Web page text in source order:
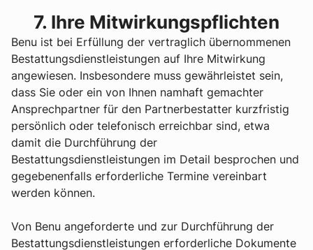
7. Ihre Mitwirkungspflichten
Benu ist bei Erfüllung der vertraglich übernommenen
Bestattungsdienstleistungen auf Ihre Mitwirkung
angewiesen. Insbesondere muss gewährleistet sein,
dass Sie oder ein von Ihnen namhaft gemachter
Ansprechpartner für den Partnerbestatter kurzfristig
persönlich oder telefonisch erreichbar sind, etwa
damit die Durchführung der
Bestattungsdienstleistungen im Detail besprochen und
gegebenenfalls erforderliche Termine vereinbart
werden können.
Von Benu angeforderte und zur Durchführung der
Bestattungsdienstleistungen erforderliche Dokumente